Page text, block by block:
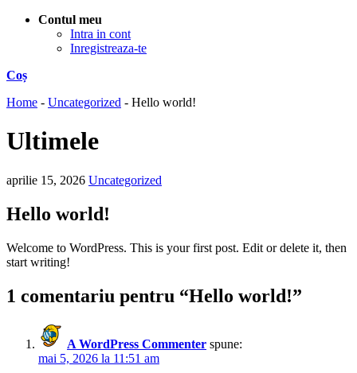
Contul meu
Intra in cont
Inregistreaza-te
Coș
Home - Uncategorized - Hello world!
Ultimele
aprilie 15, 2026 Uncategorized
Hello world!
Welcome to WordPress. This is your first post. Edit or delete it, then
start writing!
1 comentariu pentru “Hello world!”
A WordPress Commenter spune:
mai 5, 2026 la 11:51 am